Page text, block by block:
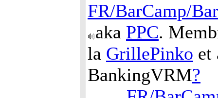
FR/BarCamp/
aka PPC.
la GrillePinko et
BankingVRM?